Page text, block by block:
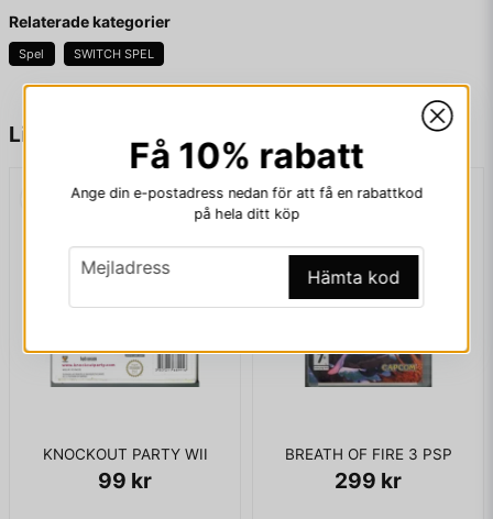
Liknande produkter
KNOCKOUT PARTY WII
99 kr
BREATH OF FIRE 3 PSP
299 kr
Fråga oss något om denna produkten...
Relaterade kategorier
Spel SWITCH SPEL
Få 10% rabatt
Ange din e-postadress nedan för att få en rabattkod
på hela ditt köp
email
Mejladress Hämta kod